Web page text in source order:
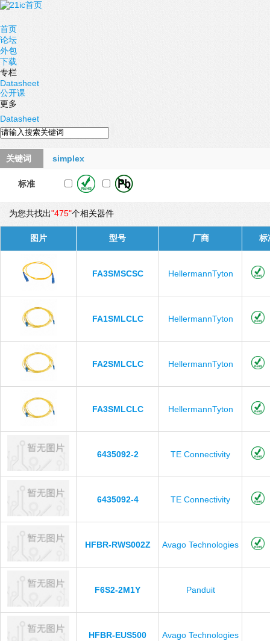
首页
论坛
外包
下载
专栏
Datasheet
公开课
更多
Datasheet
关键词 simplex
标准
为您共找出"475"个相关器件
图片 型号 厂商 标
FA3SMSCSC HellermannTyton
FA1SMLCLC HellermannTyton
FA2SMLCLC HellermannTyton
FA3SMLCLC HellermannTyton
6435092-2 TE Connectivity
6435092-4 TE Connectivity
HFBR-RWS002Z Avago Technologies
F6S2-2M1Y Panduit
HFBR-EUS500 Avago Technologies